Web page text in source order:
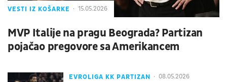
VESTI IZ KOŠARKE 15.05.2026
MVP Italije na pragu Beograda? Partizan
pojačao pregovore sa Amerikancem
EVROLIGA KK PARTIZAN 08.05.2026